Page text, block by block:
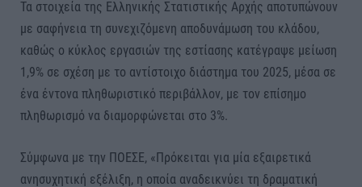
Τα στοιχεία της Ελληνικής Στατιστικής Αρχής αποτυπώνουν
με σαφήνεια τη συνεχιζόμενη αποδυνάμωση του κλάδου,
καθώς ο κύκλος εργασιών της εστίασης κατέγραψε μείωση
1,9% σε σχέση με το αντίστοιχο διάστημα του 2025, μέσα σε
ένα έντονα πληθωριστικό περιβάλλον, με τον επίσημο
πληθωρισμό να διαμορφώνεται στο 3%.
Σύμφωνα με την ΠΟΕΣΕ, «Πρόκειται για μία εξαιρετικά
ανησυχητική εξέλιξη, η οποία αναδεικνύει τη δραματική